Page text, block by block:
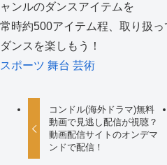
ャンルのダンスアイテムを
常時約500アイテム程、取り扱っ
ダンスを楽しもう！
スポーツ 舞台 芸術
コンドル(海外ドラマ)無料
動画で見逃し配信が視聴？
動画配信サイトのオンデマ
ンドで配信！